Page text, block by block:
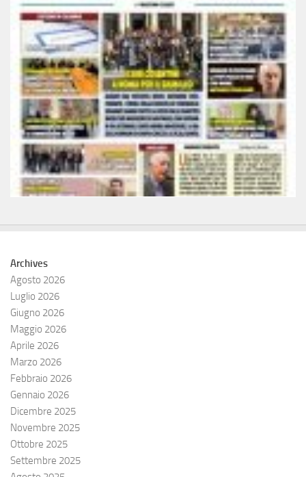
Archives
Agosto 2026
Luglio 2026
Giugno 2026
Maggio 2026
Aprile 2026
Marzo 2026
Febbraio 2026
Gennaio 2026
Dicembre 2025
Novembre 2025
Ottobre 2025
Settembre 2025